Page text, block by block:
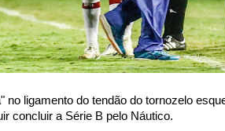
ligamento do tendão do tornozelo
concluir a Série B pelo Náutico.